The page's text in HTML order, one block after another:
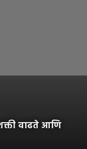
वाढते आणि